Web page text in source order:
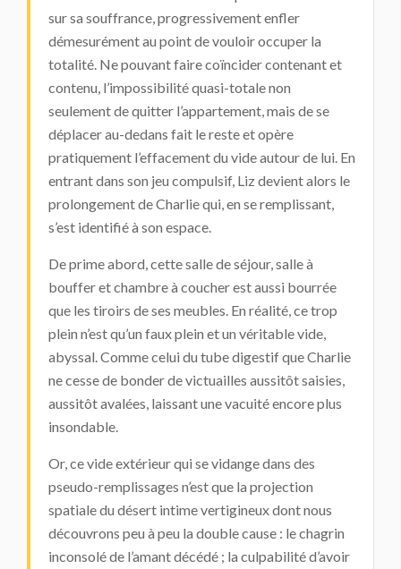
sur sa souffrance, progressivement enfler
démesurément au point de vouloir occuper la
totalité. Ne pouvant faire coïncider contenant et
contenu, l’impossibilité quasi-totale non
seulement de quitter l’appartement, mais de se
déplacer au-dedans fait le reste et opère
pratiquement l’effacement du vide autour de lui. En
entrant dans son jeu compulsif, Liz devient alors le
prolongement de Charlie qui, en se remplissant,
s’est identifié à son espace.
De prime abord, cette salle de séjour, salle à
bouffer et chambre à coucher est aussi bourrée
que les tiroirs de ses meubles. En réalité, ce trop
plein n’est qu’un faux plein et un véritable vide,
abyssal. Comme celui du tube digestif que Charlie
ne cesse de bonder de victuailles aussitôt saisies,
aussitôt avalées, laissant une vacuité encore plus
insondable.
Or, ce vide extérieur qui se vidange dans des
pseudo-remplissages n’est que la projection
spatiale du désert intime vertigineux dont nous
découvrons peu à peu la double cause : le chagrin
inconsolé de l’amant décédé ; la culpabilité d’avoir